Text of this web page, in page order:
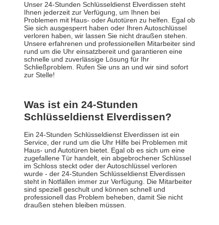
Unser 24-Stunden Schlüsseldienst Elverdissen steht
Ihnen jederzeit zur Verfügung, um Ihnen bei
Problemen mit Haus- oder Autotüren zu helfen. Egal ob
Sie sich ausgesperrt haben oder Ihren Autoschlüssel
verloren haben, wir lassen Sie nicht draußen stehen.
Unsere erfahrenen und professionellen Mitarbeiter sind
rund um die Uhr einsatzbereit und garantieren eine
schnelle und zuverlässige Lösung für Ihr
Schließproblem. Rufen Sie uns an und wir sind sofort
zur Stelle!
Was ist ein 24-Stunden
Schlüsseldienst Elverdissen?
Ein 24-Stunden Schlüsseldienst Elverdissen ist ein
Service, der rund um die Uhr Hilfe bei Problemen mit
Haus- und Autotüren bietet. Egal ob es sich um eine
zugefallene Tür handelt, ein abgebrochener Schlüssel
im Schloss steckt oder der Autoschlüssel verloren
wurde - der 24-Stunden Schlüsseldienst Elverdissen
steht in Notfällen immer zur Verfügung. Die Mitarbeiter
sind speziell geschult und können schnell und
professionell das Problem beheben, damit Sie nicht
draußen stehen bleiben müssen.